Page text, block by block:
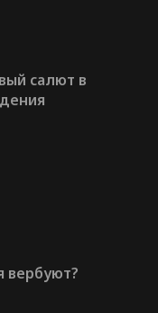
салют в
вербуют?